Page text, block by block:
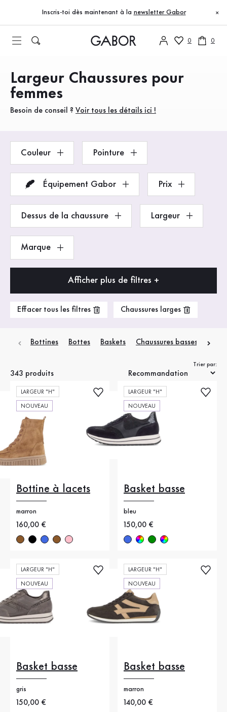
Accéder au contenu principal
Accéder à la table des matières
Accéder à la navigation principale
Inscris-toi dès maintenant à la newsletter Gabor ×
0 0
Produits
Largeur Chaussures pour
femmes
Besoin de conseil ? Voir tous les détails ici !
Couleur Pointure
Équipement Gabor Prix
Dessus de la chaussure Largeur
Marque
Afficher plus de filtres +
Effacer tous les filtres Chaussures larges
Bottines Bottes Baskets Chaussures basses
343 produits
Trier par:
LARGEUR "H"
NOUVEAU
Bottine à lacets
marron
Nouveau prix
160,00 €
LARGEUR "H"
NOUVEAU
Basket basse
bleu
Nouveau prix
150,00 €
LARGEUR "H"
NOUVEAU
Basket basse
gris
Nouveau prix
150,00 €
LARGEUR "H"
NOUVEAU
Basket basse
marron
Nouveau prix
140,00 €